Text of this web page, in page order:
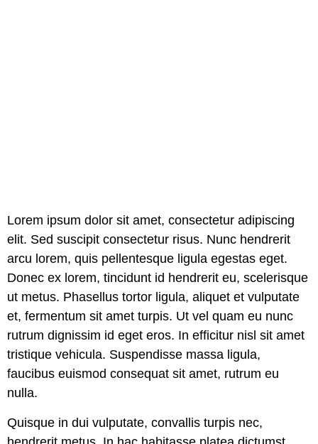
Lorem ipsum dolor sit amet, consectetur adipiscing
elit. Sed suscipit consectetur risus. Nunc hendrerit
arcu lorem, quis pellentesque ligula egestas eget.
Donec ex lorem, tincidunt id hendrerit eu, scelerisque
ut metus. Phasellus tortor ligula, aliquet et vulputate
et, fermentum sit amet turpis. Ut vel quam eu nunc
rutrum dignissim id eget eros. In efficitur nisl sit amet
tristique vehicula. Suspendisse massa ligula,
faucibus euismod consequat sit amet, rutrum eu
nulla.
Quisque in dui vulputate, convallis turpis nec,